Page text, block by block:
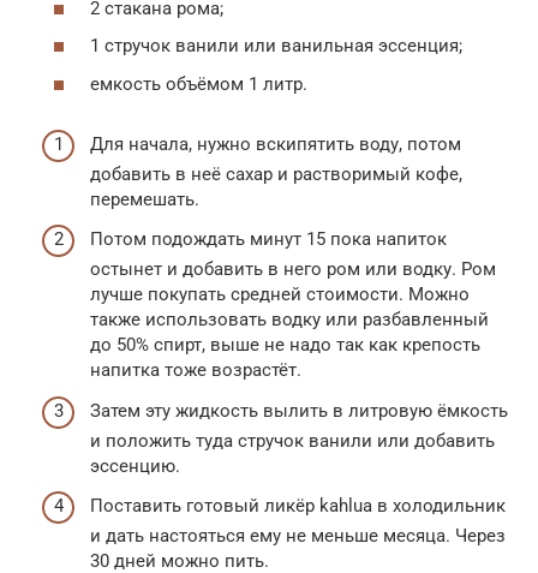
2 стакана рома;
1 стручок ванили или ванильная эссенция;
емкость объёмом 1 литр.
Для начала, нужно вскипятить воду, потом
добавить в неё сахар и растворимый кофе,
перемешать.
Потом подождать минут 15 пока напиток
остынет и добавить в него ром или водку. Ром
лучше покупать средней стоимости. Можно
также использовать водку или разбавленный
до 50% спирт, выше не надо так как крепость
напитка тоже возрастёт.
Затем эту жидкость вылить в литровую ёмкость
и положить туда стручок ванили или добавить
эссенцию.
Поставить готовый ликёр kahlua в холодильник
и дать настояться ему не меньше месяца. Через
30 дней можно пить.